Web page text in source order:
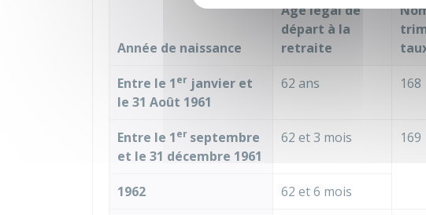
Année de naissance
Âge légal de
départ à la
retraite
Entre le 1er janvier et
le 31 Août 1961
62 ans 168
Entre le 1er septembre
et le 31 décembre 1961
62 et 3 mois 169
1962 62 et 6 mois